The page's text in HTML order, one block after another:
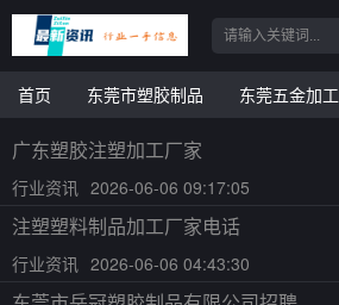
首页 东莞市塑胶制品 东莞五金加工
广东塑胶注塑加工厂家
行业资讯 2026-06-06 09:17:05
注塑塑料制品加工厂家电话
行业资讯 2026-06-06 04:43:30